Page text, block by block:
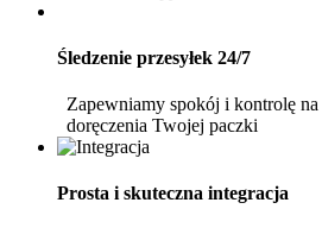
Śledzenie przesyłek 24/7
Zapewniamy spokój i kontrolę
doręczenia Twojej paczki
Prosta i skuteczna integracja